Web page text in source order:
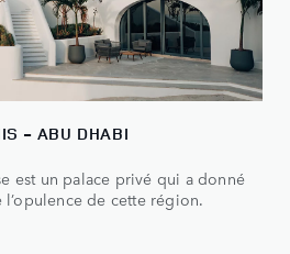
- ABU DHABI
est un palace privé qui a donné
de cette région.